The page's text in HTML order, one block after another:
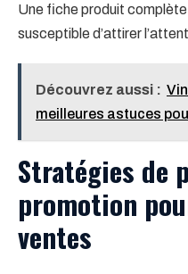
Une fiche produit
susceptible d’attirer
Découvrez aussi :
meilleures astuces
Stratégies de
promotion
ventes